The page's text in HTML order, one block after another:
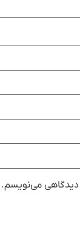
دیدگاهی می‌نویسم.